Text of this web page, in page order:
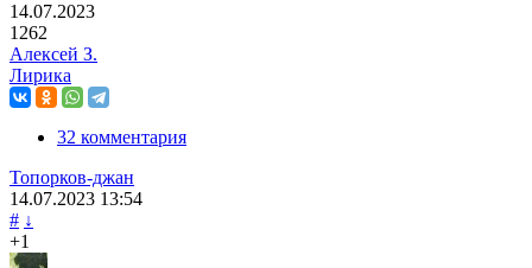
14.07.2023
1262
Алексей З.
Лирика
32 комментария
Топорков-джан
14.07.2023 13:54
# ↓
+1